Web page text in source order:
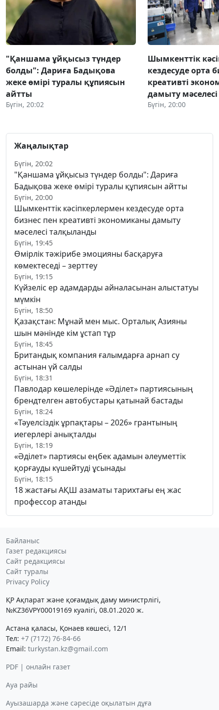
"Қаншама ұйқысыз түндер
болды": Дариға Бадықова
жеке өмірі туралы құпиясын
айтты
Бүгін, 20:02
Шымкенттік
кездесуде орта
креативті
дамыту
Бүгін, 20:00
Жаңалықтар
Бүгін, 20:02
"Қаншама ұйқысыз түндер болды": Дариға
Бадықова жеке өмірі туралы құпиясын айтты
Бүгін, 20:00
Шымкенттік кәсіпкерлермен кездесуде орта
бизнес пен креативті экономиканы дамыту
мәселесі талқыланды
Бүгін, 19:45
Өмірлік тәжірибе эмоцияны басқаруға
көмектеседі – зерттеу
Бүгін, 19:15
Күйзеліс ер адамдарды айналасынан алыстатуы
мүмкін
Бүгін, 18:50
Қазақстан: Мұнай мен мыс. Орталық Азияны
шын мәнінде кім ұстап тұр
Бүгін, 18:45
Британдық компания ғалымдарға арнап су
астынан үй салды
Бүгін, 18:31
Павлодар көшелерінде «Әділет» партиясының
брендтелген автобустары қатынай бастады
Бүгін, 18:24
«Тәуелсіздік ұрпақтары – 2026» грантының
иегерлері анықталды
Бүгін, 18:19
«Әділет» партиясы еңбек адамын әлеуметтік
қорғауды күшейтуді ұсынады
Бүгін, 18:15
18 жастағы АҚШ азаматы тарихтағы ең жас
профессор атанды
Байланыс
Газет редакциясы
Сайт редакциясы
Сайт туралы
Privacy Policy
ҚР Ақпарат және қоғамдық даму министрлігі,
№KZ36VPY00019169 куәлігі, 08.01.2020 ж.
Астана қаласы, Қонаев көшесі, 12/1
Тел: +7 (7172) 76-84-66
Email: turkystan.kz@gmail.com
PDF | онлайн газет
Ауа райы
Ауызашарда және сәресіде оқылатын дұға